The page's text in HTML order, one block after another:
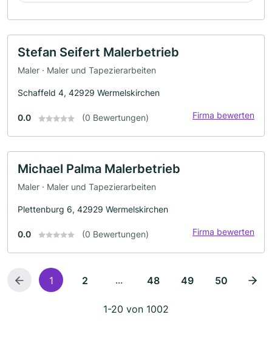
Stefan Seifert Malerbetrieb
Maler · Maler und Tapezierarbeiten
Schaffeld 4, 42929 Wermelskirchen
0.0 (0 Bewertungen) Firma bewerten
Michael Palma Malerbetrieb
Maler · Maler und Tapezierarbeiten
Plettenburg 6, 42929 Wermelskirchen
0.0 (0 Bewertungen) Firma bewerten
1 2 ... 48 49 50
1-20 von 1002